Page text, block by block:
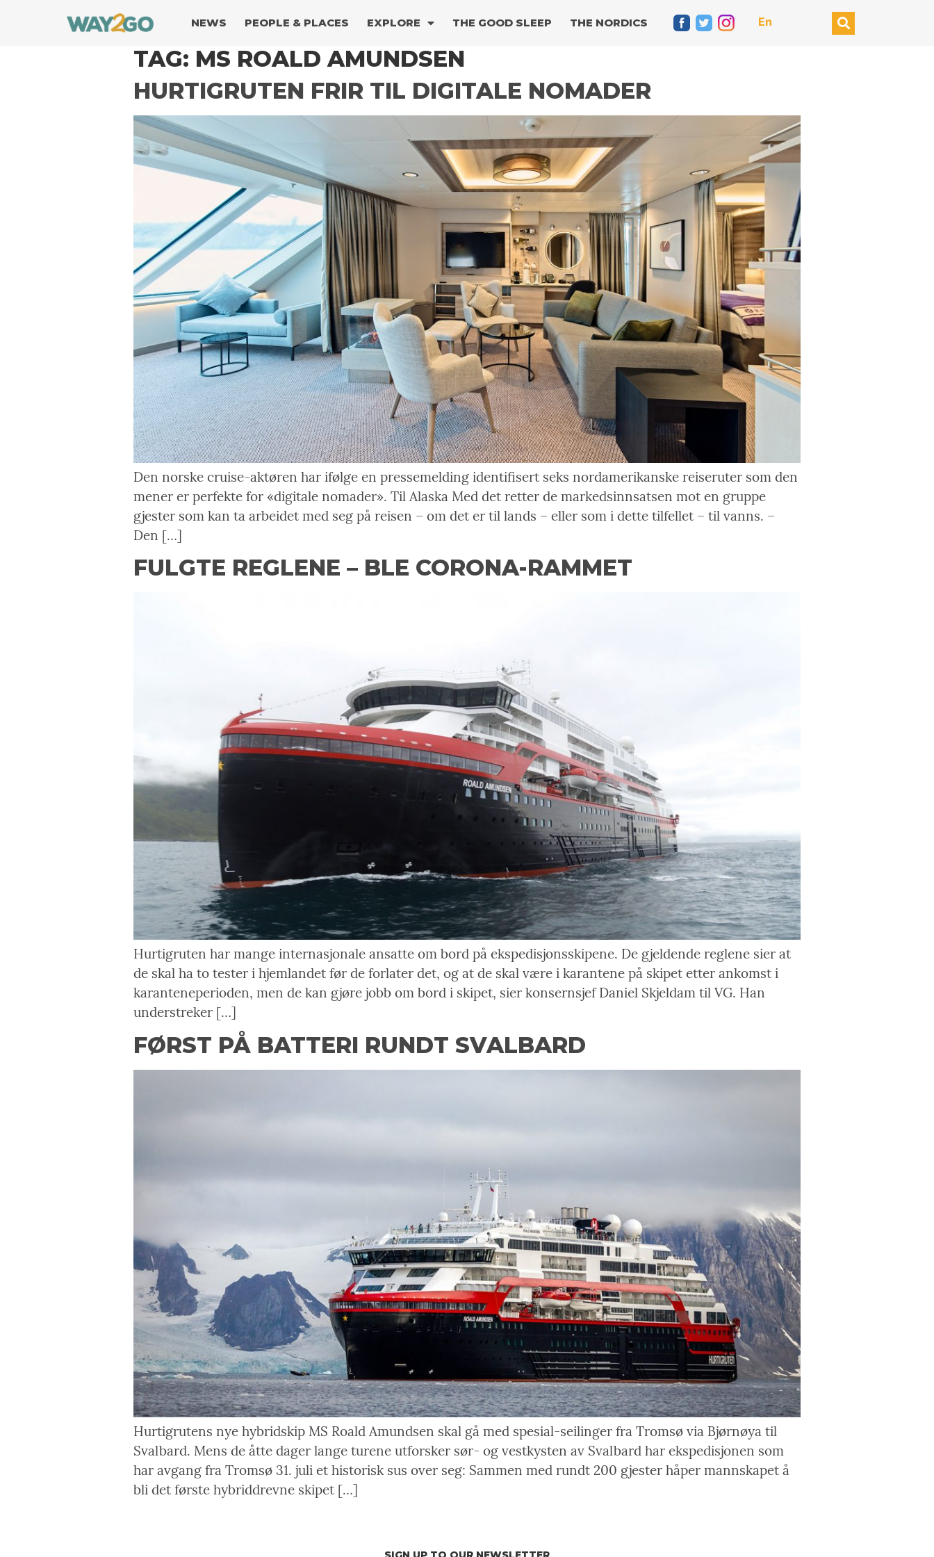
NEWS PEOPLE & PLACES EXPLORE THE GOOD SLEEP THE NORDICS En
TAG: MS ROALD AMUNDSEN
HURTIGRUTEN FRIR TIL DIGITALE NOMADER
Den norske cruise-aktøren har ifølge en pressemelding identifisert seks nordamerikanske reiseruter som den
mener er perfekte for «digitale nomader». Til Alaska Med det retter de markedsinnsatsen mot en gruppe
gjester som kan ta arbeidet med seg på reisen – om det er til lands – eller som i dette tilfellet – til vanns. –
Den […]
FULGTE REGLENE – BLE CORONA-RAMMET
Hurtigruten har mange internasjonale ansatte om bord på ekspedisjonsskipene. De gjeldende reglene sier at
de skal ha to tester i hjemlandet før de forlater det, og at de skal være i karantene på skipet etter ankomst i
karanteneperioden, men de kan gjøre jobb om bord i skipet, sier konsernsjef Daniel Skjeldam til VG. Han
understreker […]
FØRST PÅ BATTERI RUNDT SVALBARD
Hurtigrutens nye hybridskip MS Roald Amundsen skal gå med spesial-seilinger fra Tromsø via Bjørnøya til
Svalbard. Mens de åtte dager lange turene utforsker sør- og vestkysten av Svalbard har ekspedisjonen som
har avgang fra Tromsø 31. juli et historisk sus over seg: Sammen med rundt 200 gjester håper mannskapet å
bli det første hybriddrevne skipet […]